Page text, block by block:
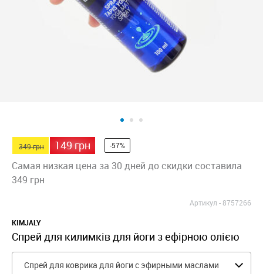
349 грн 149 грн -57%
Самая низкая цена за 30 дней до скидки составила
349 грн
Артикул -8757266
KIMJALY
Спрей для килимків для йоги з ефірною олією
Спрей для коврика для йоги с эфирными маслами